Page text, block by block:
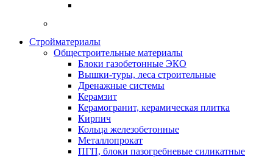
Стройматериалы
Oбщестроительные материалы
Блоки газобетонные ЭКО
Вышки-туры, леса строительные
Дренажные системы
Керамзит
Керамогранит, керамическая плитка
Кирпич
Кольца железобетонные
Металлопрокат
ПГП, блоки пазогребневые силикатные